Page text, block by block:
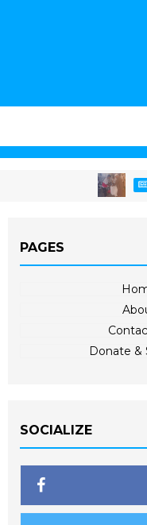
LOCAL
PAGES
Donate &
SOCIALIZE